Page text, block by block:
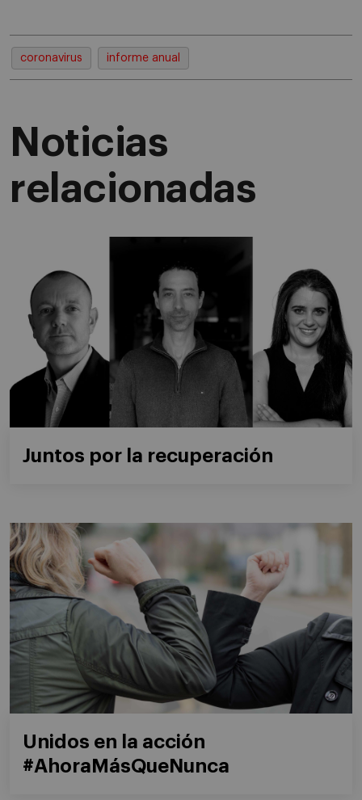
coronavirus informe anual
Noticias
relacionadas
Juntos por la recuperación
Unidos en la acción
#AhoraMásQueNunca